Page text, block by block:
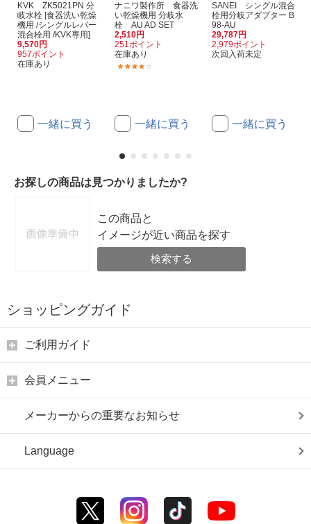
KVK ZK5021PN 分
岐水栓 [食器洗い乾燥
機用 /シングルレバー
混合栓用 /KVK専用]
9,570円
957ポイント
在庫あり
一緒に買う
ナニワ製作所 食器洗
い乾燥機用 分岐水
栓 AU AD SET
2,510円
251ポイント
在庫あり
一緒に買う
SANEI シングル混合
栓用分岐アダプター B
98-AU
29,787円
2,979ポイント
次回入荷未定
一緒に買う
お探しの商品は見つかりましたか?
この商品と
イメージが近い商品を探す
検索する
ショッピングガイド
ご利用ガイド
会員メニュー
メーカーからの重要なお知らせ
Language